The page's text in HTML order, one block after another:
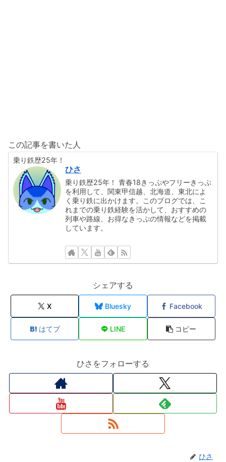
この記事を書いた人
乗り鉄歴25年！
ひさ
乗り鉄歴25年！ 青春18きっぷやフリーきっぷ
を利用して、関東甲信越、北海道、東北によ
く乗り鉄に出かけます。このブログでは、こ
れまでの乗り鉄経験を活かして、おすすめの
列車や路線、お得なきっぷの情報などを掲載
しています。
シェアする
X Bluesky Facebook
はてブ LINE コピー
ひさをフォローする
ひさ